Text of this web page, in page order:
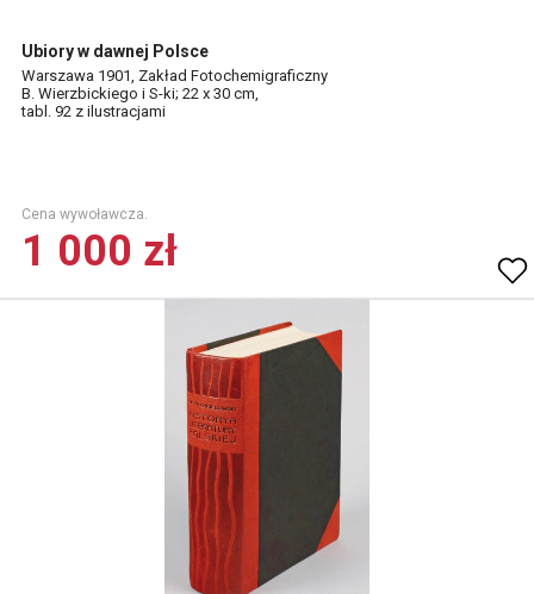
Ubiory w dawnej Polsce
Warszawa 1901, Zakład Fotochemigraficzny
B. Wierzbickiego i S-ki; 22 x 30 cm,
tabl. 92 z ilustracjami
Cena wywoławcza.
1 000 zł